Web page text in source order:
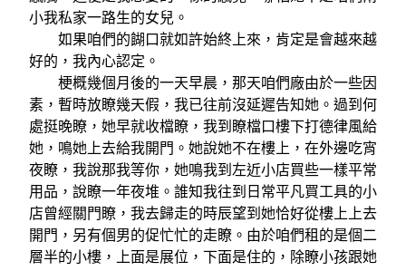
小我私家一路生的女兒。
如果咱們的餬口就如許始終上來，肯定是會越來越
好的，我內心認定。
梗概幾個月後的一天早晨，那天咱們廠由於一些因
素，暫時放瞭幾天假，我已往前沒延遲告知她。過到何
處挺晚瞭，她早就收檔瞭，我到瞭檔口樓下打德律風給
她，鳴她上去給我開門。她說她不在樓上，在外邊吃宵
夜瞭，我說那我等你，她鳴我到左近小店買些一樣平常
用品，說瞭一年夜堆。誰知我往到日常平凡買工具的小
店曾經關門瞭，我去歸走的時辰望到她恰好從樓上上去
開門，另有個男的促忙忙的走瞭。由於咱們租的是個二
層半的小樓，上面是展位，下面是住的，除瞭小孩跟她